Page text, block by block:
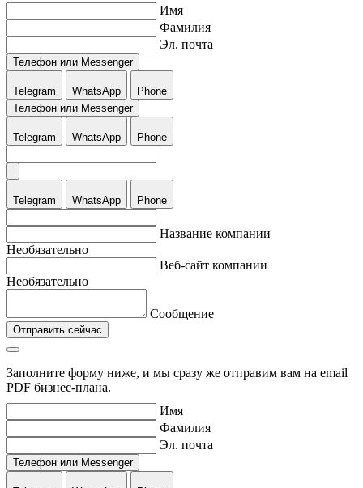
Имя
Фамилия
Эл. почта
Телефон или Messenger
Telegram WhatsApp
Phone
Телефон или Messenger
Telegram WhatsApp Phone
Telegram WhatsApp Phone
Название компании
Необязательно
Веб-сайт компании
Необязательно
Сообщение
Отправить сейчас
Заполните форму ниже, и мы сразу же отправим вам на email
PDF бизнес-плана.
Имя
Фамилия
Эл. почта
Телефон или Messenger